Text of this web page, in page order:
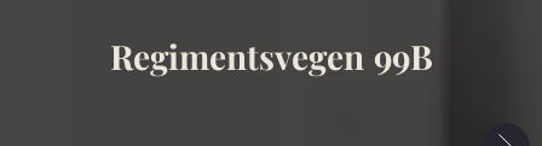
Regimentsvegen 99B